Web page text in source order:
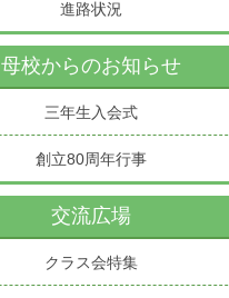
進路状況
母校からのお知らせ
三年生入会式
創立80周年行事
交流広場
クラス会特集